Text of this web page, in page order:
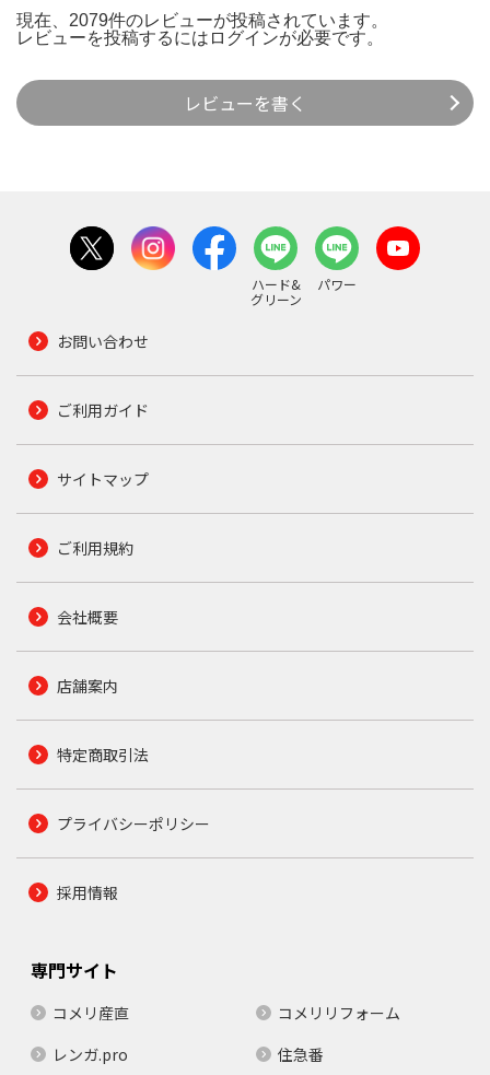
現在、2079件のレビューが投稿されています。
レビューを投稿するには ログインが必要です。
レビューを書く
ハード&
グリーン
パワー
お問い合わせ
ご利用ガイド
サイトマップ
ご利用規約
会社概要
店舗案内
特定商取引法
プライバシーポリシー
採用情報
専門サイト
コメリ産直
コメリリフォーム
レンガ.pro
住急番